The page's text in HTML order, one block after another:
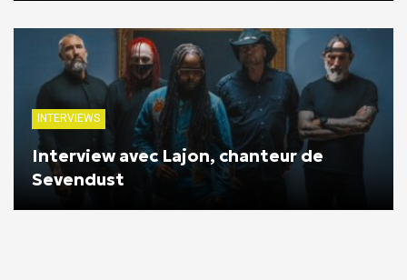
INTERVIEWS
Interview avec Lajon, chanteur de
Sevendust